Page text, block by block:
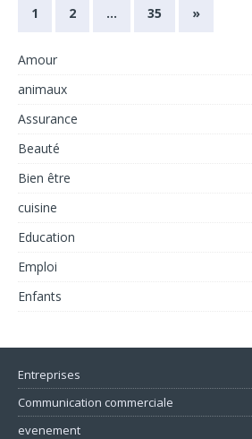
1 2 … 35 »
Amour
animaux
Assurance
Beauté
Bien être
cuisine
Education
Emploi
Enfants
Entreprises
Communication commerciale
evenement